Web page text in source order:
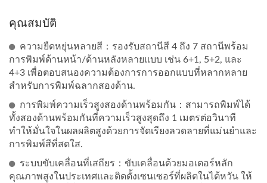
คุณสมบัติ
ความยืดหยุ่นหลายสี：รองรับสถานีสี 4 ถึง 7 สถานีพร้อม
การพิมพ์ด้านหน้า/ด้านหลังหลายแบบ เช่น 6+1, 5+2, และ
4+3 เพื่อตอบสนองความต้องการการออกแบบที่หลากหลาย
สำหรับการพิมพ์ฉลากสองด้าน.
การพิมพ์ความเร็วสูงสองด้านพร้อมกัน：สามารถพิมพ์ได้
ทั้งสองด้านพร้อมกันที่ความเร็วสูงสุดถึง 1 เมตรต่อวินาที
ทำให้มั่นใจในผลผลิตสูงด้วยการจัดเรียงลวดลายที่แม่นยำและ
การพิมพ์สีที่สดใส.
ระบบขับเคลื่อนที่เสถียร：ขับเคลื่อนด้วยมอเตอร์หลัก
คุณภาพสูงในประเทศและติดตั้งเซนเซอร์ที่ผลิตในไต้หวัน ให้